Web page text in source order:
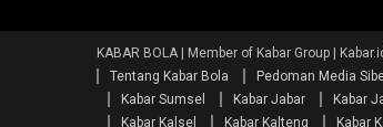
KABAR BOLA | Member of Kabar Group |
Tentang Kabar Bola
Pedoman Media
Kabar Sumsel
Kabar Jabar Kabar
Kabar Kalsel
Kabar Kalteng Kabar